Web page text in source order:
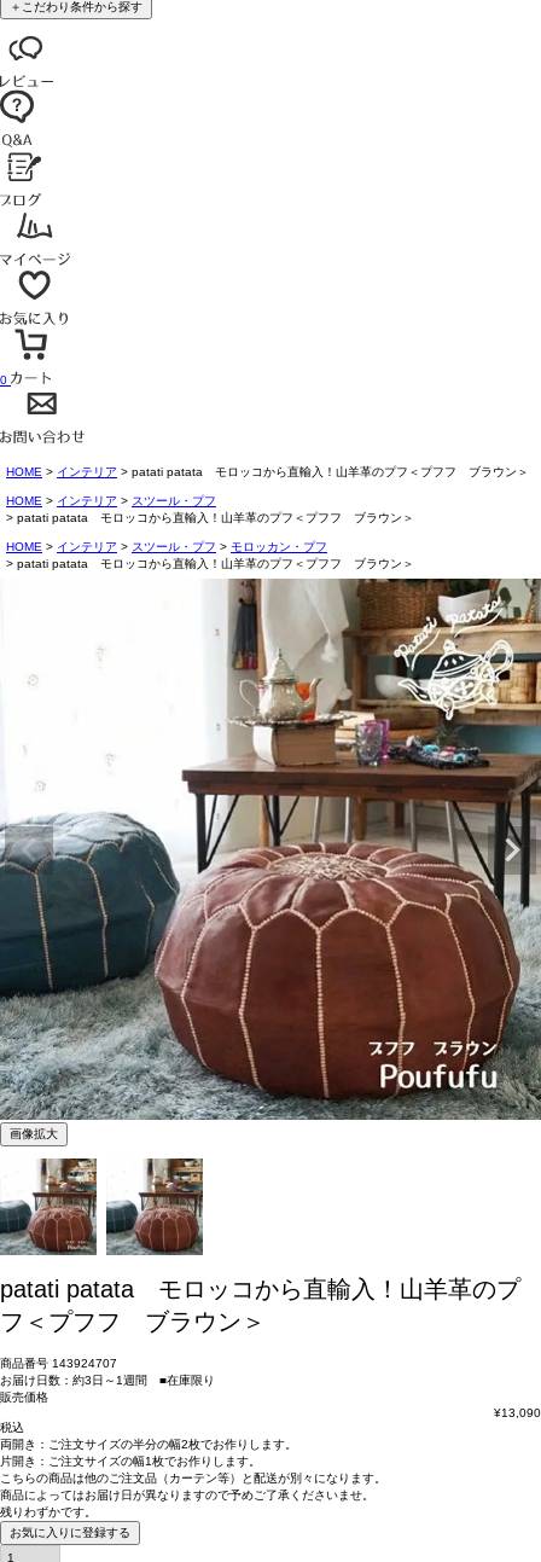
＋こだわり条件から探す
0
HOME インテリア patati patata モロッコから直輸入！山羊革のプフ＜プフフ ブラウン＞
HOME インテリア
スツール・プフ
patati patata モロッコから直輸入！山羊革のプフ＜プフフ ブラウン＞
HOME インテリア スツール・プフ
モロッカン・プフ
patati patata モロッコから直輸入！山羊革のプフ＜プフフ ブラウン＞
画像拡大
patati patata モロッコから直輸入！山羊革のプ
フ＜プフフ ブラウン＞
商品番号 143924707
お届け日数：約3日～1週間 ■在庫限り
販売価格
¥13,090
税込
両開き： ご注文サイズの半分の幅2枚でお作りします。
片開き： ご注文サイズの幅1枚でお作りします。
こちらの商品は他のご注文品（カーテン等）と配送が別々 になります。
商品によってはお届け日が異なりますので予めご了承くださいませ。
残りわずかです。
お気に入りに登録する